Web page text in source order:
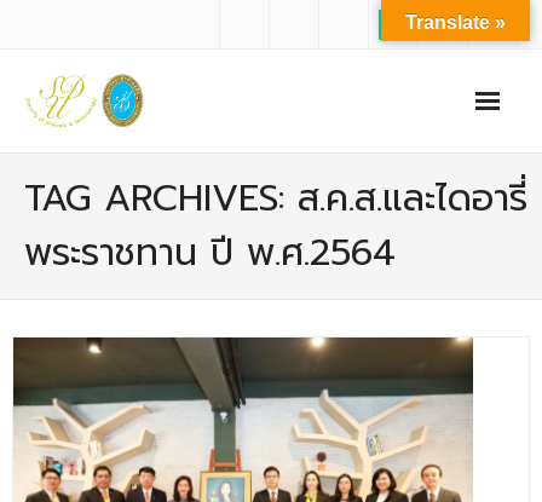
- ปรัชญาการจัดการศึกษา มหาวิทยาลัยสวนดุสิต
- ประวัติความเป็นมาของคณะ
- บุคลากร
- - สำนักงานคณะวิทยาศาสตร์และเทคโนโลยี
TAG ARCHIVES: ส.ค.ส.และไดอารี่
พระราชทาน ปี พ.ศ.2564
Translate »